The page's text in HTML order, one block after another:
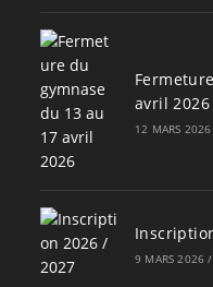
avril 2026
12 MARS 2026
9 MARS 2026 /